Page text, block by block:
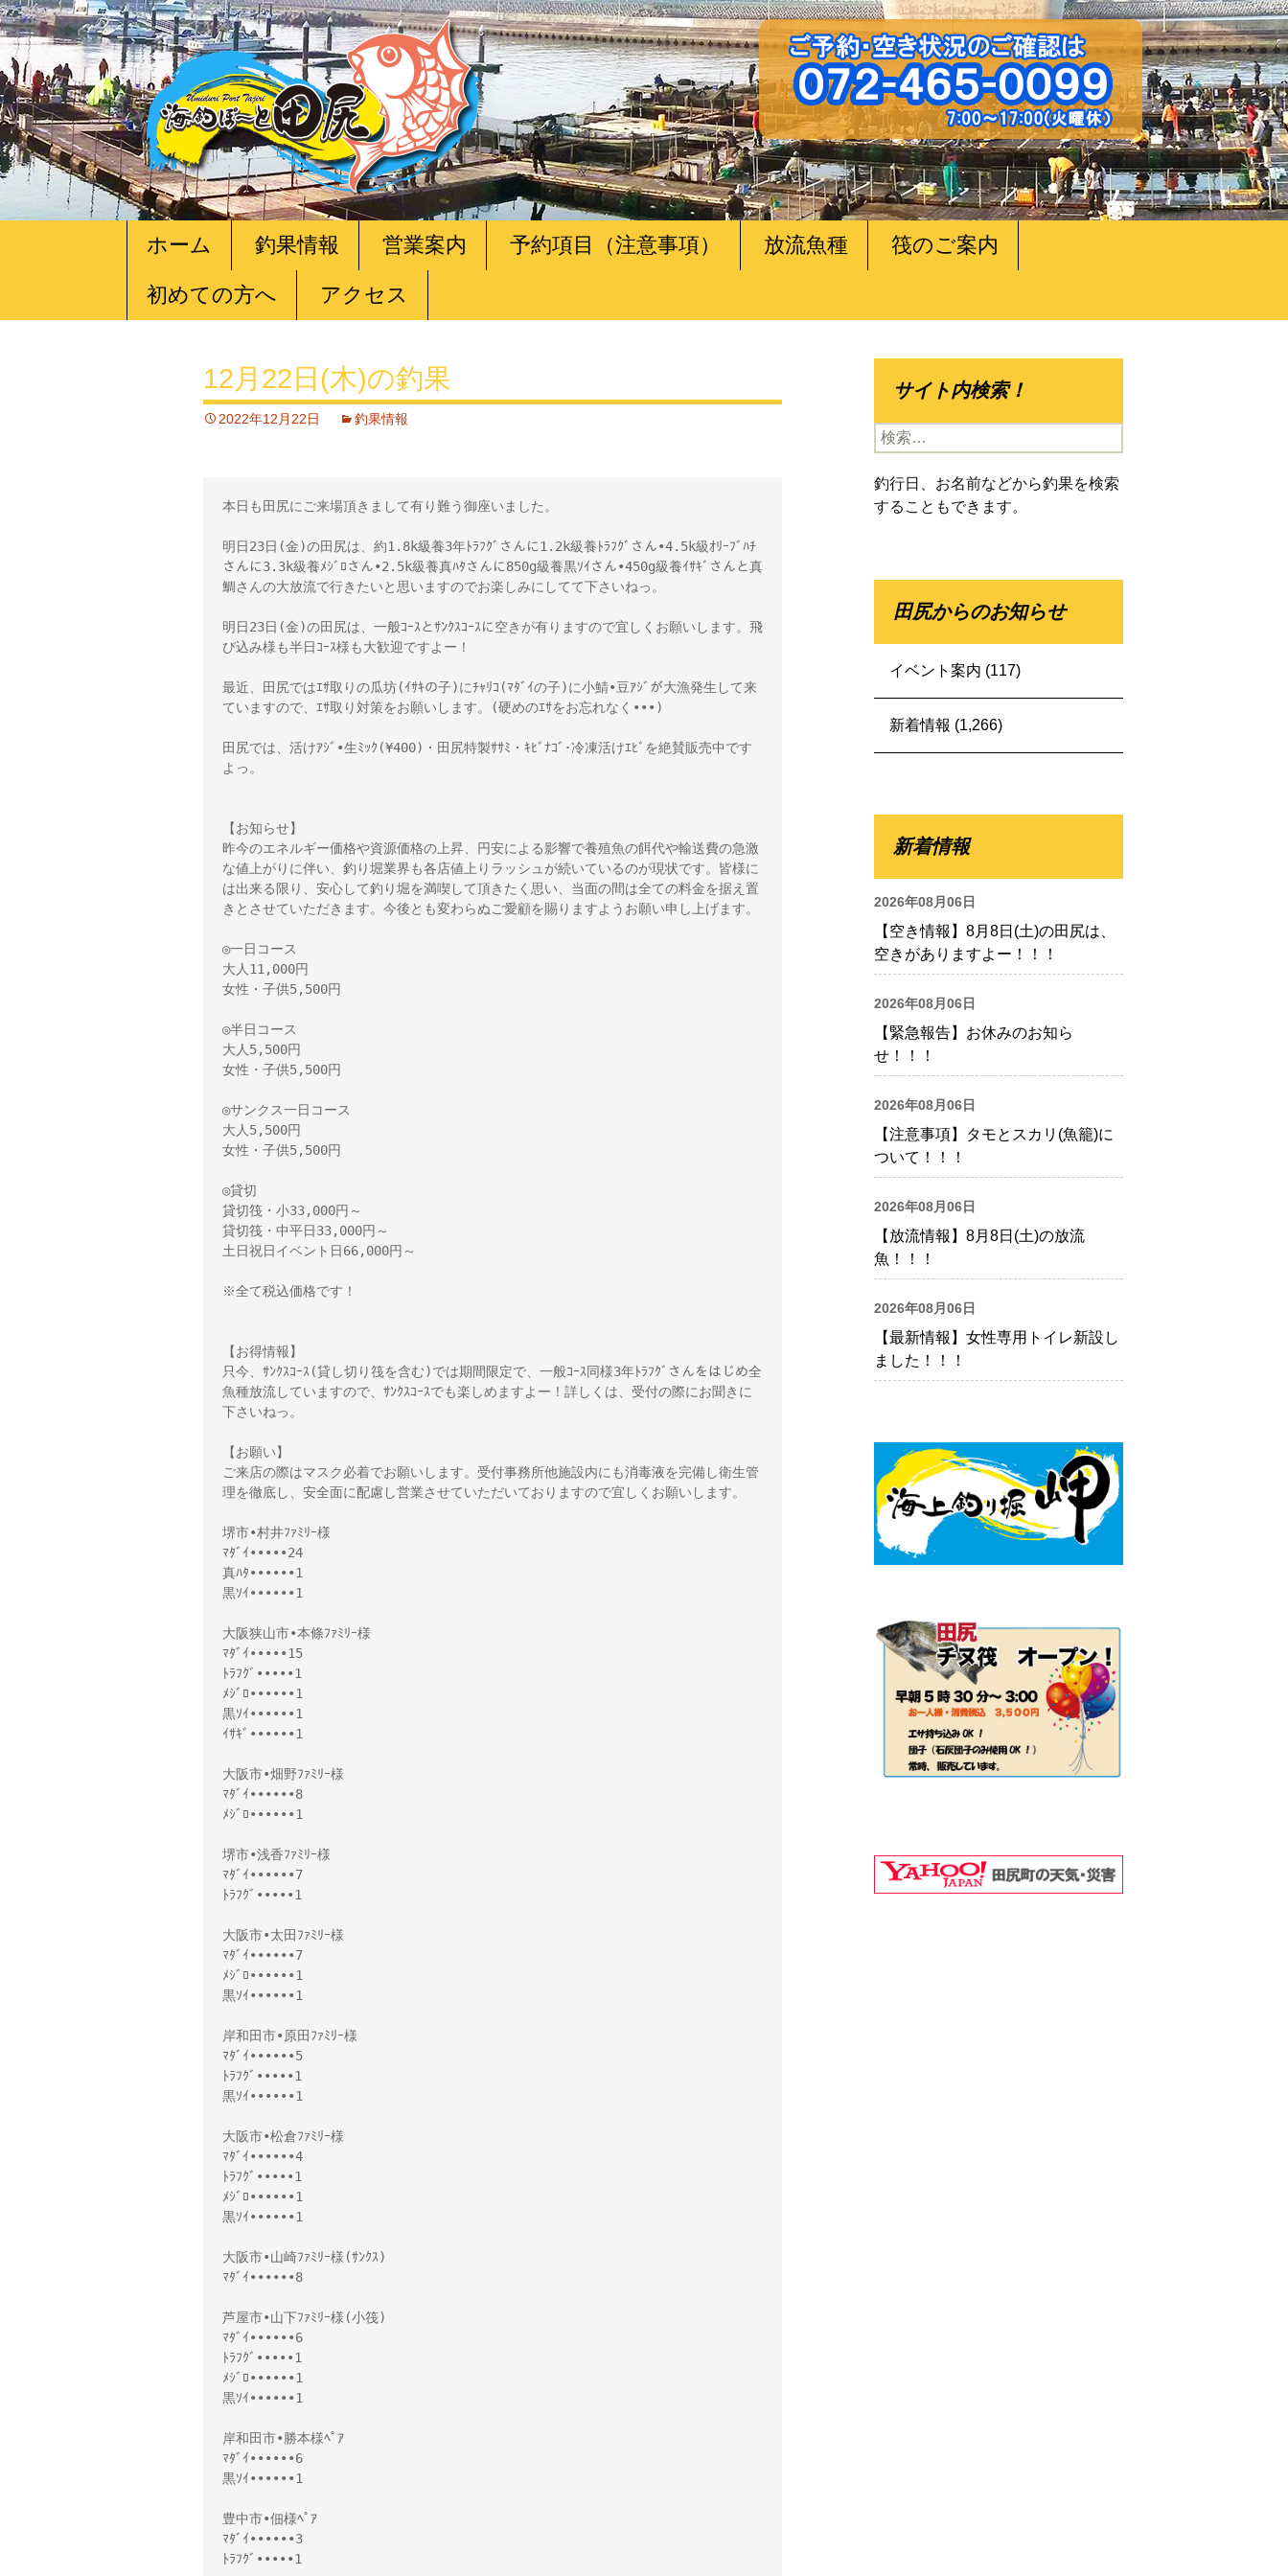
ツ
ホーム 釣果情報 営業案内 予約項目（注意事項） 放流魚種 筏のご案内
初めての方へ アクセス
12月22日(木)の釣果
2022年12月22日 釣果情報
本日も田尻にご来場頂きまして有り難う御座いました。
明日23日(金)の田尻は、約1.8k級養3年ﾄﾗﾌｸﾞさんに1.2k級養ﾄﾗﾌｸﾞさん•4.5k級ｵﾘｰﾌﾞﾊﾁ
さんに3.3k級養ﾒｼﾞﾛさん•2.5k級養真ﾊﾀさんに850g級養黒ｿｲさん•450g級養ｲｻｷﾞさんと真
鯛さんの大放流で行きたいと思いますのでお楽しみにしてて下さいねっ。
明日23日(金)の田尻は、一般ｺｰｽとｻﾝｸｽｺｰｽに空きが有りますので宜しくお願いします。飛
び込み様も半日ｺｰｽ様も大歓迎ですよー！
最近、田尻ではｴｻ取りの瓜坊(ｲｻｷの子)にﾁｬﾘｺ(ﾏﾀﾞｲの子)に小鯖•豆ｱｼﾞが大漁発生して来
ていますので、ｴｻ取り対策をお願いします。(硬めのｴｻをお忘れなく•••)
田尻では、活けｱｼﾞ•生ﾐｯｸ(¥400)・田尻特製ｻｻﾐ・ｷﾋﾞﾅｺﾞ･冷凍活けｴﾋﾞを絶賛販売中です
よっ。
【お知らせ】
昨今のエネルギー価格や資源価格の上昇、円安による影響で養殖魚の餌代や輸送費の急激
な値上がりに伴い、釣り堀業界も各店値上りラッシュが続いているのが現状です。皆様に
は出来る限り、安心して釣り堀を満喫して頂きたく思い、当面の間は全ての料金を据え置
きとさせていただきます。今後とも変わらぬご愛顧を賜りますようお願い申し上げます。
◎一日コース
大人11,000円
女性・子供5,500円
◎半日コース
大人5,500円
女性・子供5,500円
◎サンクス一日コース
大人5,500円
女性・子供5,500円
◎貸切
貸切筏・小33,000円～
貸切筏・中平日33,000円～
土日祝日イベント日66,000円～
※全て税込価格です！
【お得情報】
只今、ｻﾝｸｽｺｰｽ(貸し切り筏を含む)では期間限定で、一般ｺｰｽ同様3年ﾄﾗﾌｸﾞさんをはじめ全
魚種放流していますので、ｻﾝｸｽｺｰｽでも楽しめますよー！詳しくは、受付の際にお聞きに
下さいねっ。
【お願い】
ご来店の際はマスク必着でお願いします。受付事務所他施設内にも消毒液を完備し衛生管
理を徹底し、安全面に配慮し営業させていただいておりますので宜しくお願いします。
堺市•村井ﾌｧﾐﾘｰ様
ﾏﾀﾞｲ•••••24
真ﾊﾀ••••••1
黒ｿｲ••••••1
大阪狭山市•本條ﾌｧﾐﾘｰ様
ﾏﾀﾞｲ•••••15
ﾄﾗﾌｸﾞ•••••1
ﾒｼﾞﾛ••••••1
黒ｿｲ••••••1
ｲｻｷﾞ••••••1
大阪市•畑野ﾌｧﾐﾘｰ様
ﾏﾀﾞｲ••••••8
ﾒｼﾞﾛ••••••1
堺市•浅香ﾌｧﾐﾘｰ様
ﾏﾀﾞｲ••••••7
ﾄﾗﾌｸﾞ•••••1
大阪市•太田ﾌｧﾐﾘｰ様
ﾏﾀﾞｲ••••••7
ﾒｼﾞﾛ••••••1
黒ｿｲ••••••1
岸和田市•原田ﾌｧﾐﾘｰ様
ﾏﾀﾞｲ••••••5
ﾄﾗﾌｸﾞ•••••1
黒ｿｲ••••••1
大阪市•松倉ﾌｧﾐﾘｰ様
ﾏﾀﾞｲ••••••4
ﾄﾗﾌｸﾞ•••••1
ﾒｼﾞﾛ••••••1
黒ｿｲ••••••1
大阪市•山崎ﾌｧﾐﾘｰ様(ｻﾝｸｽ)
ﾏﾀﾞｲ••••••8
芦屋市•山下ﾌｧﾐﾘｰ様(小筏)
ﾏﾀﾞｲ••••••6
ﾄﾗﾌｸﾞ•••••1
ﾒｼﾞﾛ••••••1
黒ｿｲ••••••1
岸和田市•勝本様ﾍﾟｱ
ﾏﾀﾞｲ••••••6
黒ｿｲ••••••1
豊中市•佃様ﾍﾟｱ
ﾏﾀﾞｲ••••••3
ﾄﾗﾌｸﾞ•••••1
サイト内検索！
検
索:
釣行日、お名前などから釣果を検索
することもできます。
田尻からのお知らせ
イベント案内 (117)
新着情報 (1,266)
新着情報
2026年08月06日
【空き情報】8月8日(土)の田尻は、
空きがありますよー！！！
2026年08月06日
【緊急報告】お休みのお知ら
せ！！！
2026年08月06日
【注意事項】タモとスカリ(魚籠)に
ついて！！！
2026年08月06日
【放流情報】8月8日(土)の放流
魚！！！
2026年08月06日
【最新情報】女性専用トイレ新設し
ました！！！